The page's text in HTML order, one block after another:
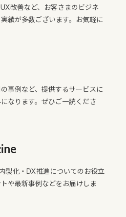
改善など、お客さまのビジネ
績が多数ございます。お気軽に
事例など、提供するサービスに
なります。ぜひご一読くださ
製化・DX推進についてのお役立
や最新事例などをお届けしま